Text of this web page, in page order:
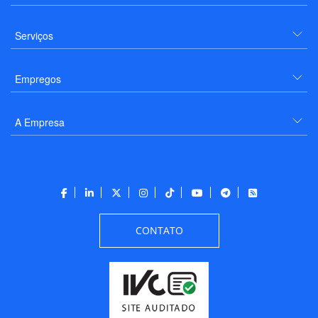
Serviços
Empregos
A Empresa
CONTATO